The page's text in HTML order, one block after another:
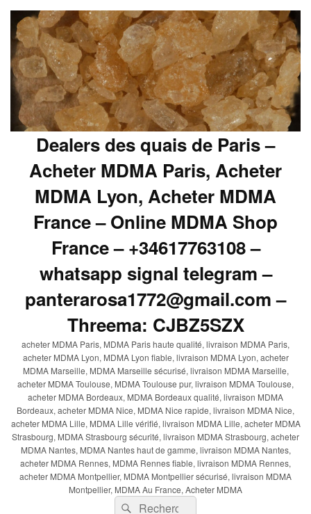
Dealers des quais de Paris –
Acheter MDMA Paris, Acheter
MDMA Lyon, Acheter MDMA
France – Online MDMA Shop
France – +34617763108 –
whatsapp signal telegram –
panterarosa1772@gmail.com –
Threema: CJBZ5SZX
acheter MDMA Paris, MDMA Paris haute qualité, livraison MDMA Paris,
acheter MDMA Lyon, MDMA Lyon fiable, livraison MDMA Lyon, acheter
MDMA Marseille, MDMA Marseille sécurisé, livraison MDMA Marseille,
acheter MDMA Toulouse, MDMA Toulouse pur, livraison MDMA Toulouse,
acheter MDMA Bordeaux, MDMA Bordeaux qualité, livraison MDMA
Bordeaux, acheter MDMA Nice, MDMA Nice rapide, livraison MDMA Nice,
acheter MDMA Lille, MDMA Lille vérifié, livraison MDMA Lille, acheter MDMA
Strasbourg, MDMA Strasbourg sécurité, livraison MDMA Strasbourg, acheter
MDMA Nantes, MDMA Nantes haut de gamme, livraison MDMA Nantes,
acheter MDMA Rennes, MDMA Rennes fiable, livraison MDMA Rennes,
acheter MDMA Montpellier, MDMA Montpellier sécurisé, livraison MDMA
Montpellier, MDMA Au France, Acheter MDMA
Recherche :
Rechercher